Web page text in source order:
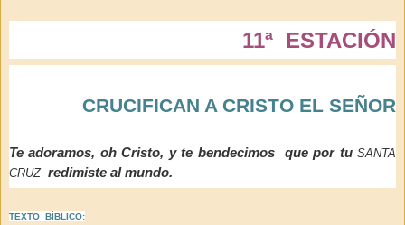
11ª ESTACIÓN
CRUCIFICAN A CRISTO EL SEÑOR
Te adoramos, oh Cristo, y te bendecimos que por tu santa
cruz redimiste al mundo.
TEXTO BÍBLICO: